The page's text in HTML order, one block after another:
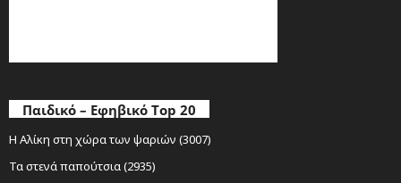
Παιδικό – Εφηβικό Top 20
Η Αλίκη στη χώρα των ψαριών (3007)
Τα στενά παπούτσια (2935)